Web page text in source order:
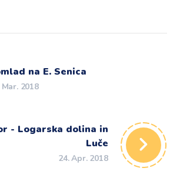
na E. Senica
Mar. 2018
- Logarska dolina in
Luče
24. Apr. 2018